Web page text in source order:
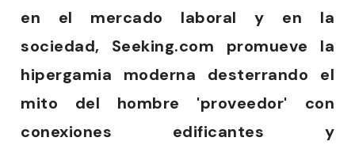
en el mercado laboral y en la
sociedad, Seeking.com promueve la
hipergamia moderna desterrando el
mito del hombre 'proveedor' con
conexiones edificantes y